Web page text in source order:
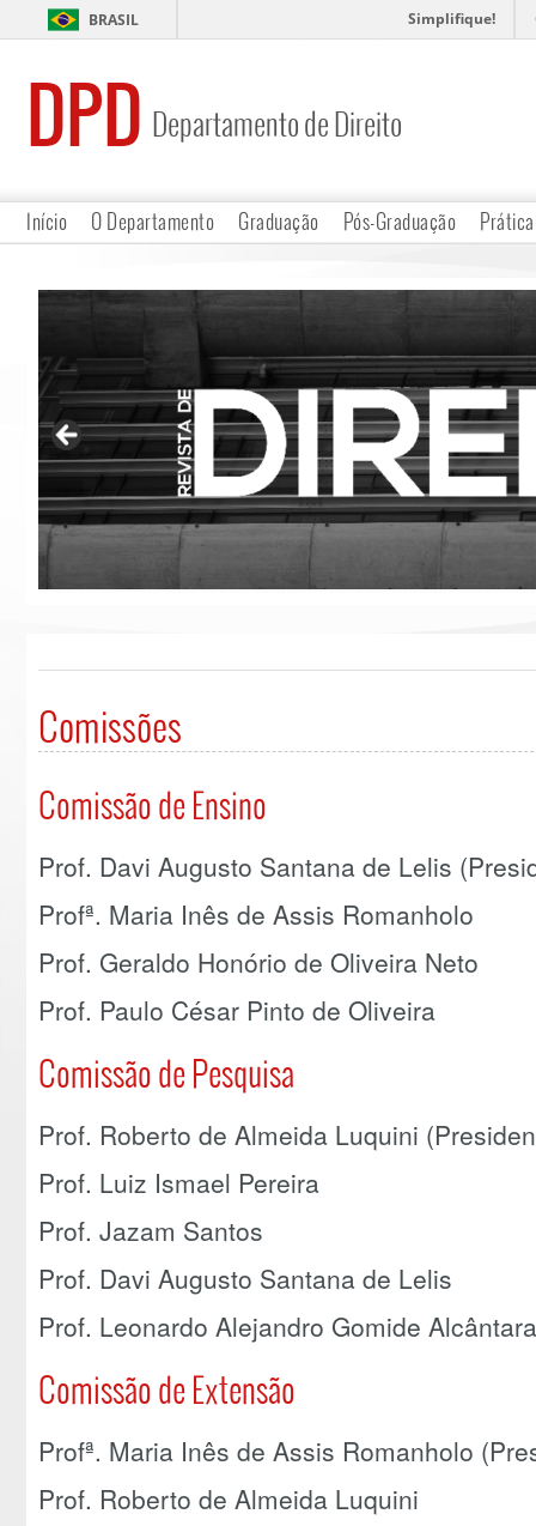
BRASIL Simplifique!
DPD Departamento de Direito
Início O Departamento Graduação Pós-Graduação
Comissões
Comissão de Ensino
Prof. Davi Augusto Santana de Lelis
Profª. Maria Inês de Assis Romanholo
Prof. Geraldo Honório de Oliveira Neto
Prof. Paulo César Pinto de Oliveira
Comissão de Pesquisa
Prof. Roberto de Almeida Luquini
Prof. Luiz Ismael Pereira
Prof. Jazam Santos
Prof. Davi Augusto Santana de Lelis
Prof. Leonardo Alejandro Gomide Alcântara
Comissão de Extensão
Profª. Maria Inês de Assis Romanholo
Prof. Roberto de Almeida Luquini